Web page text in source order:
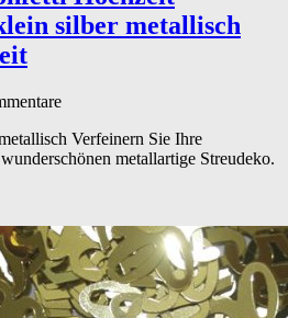
silber metallisch
Verfeinern Sie Ihre
metallartige Streudeko.